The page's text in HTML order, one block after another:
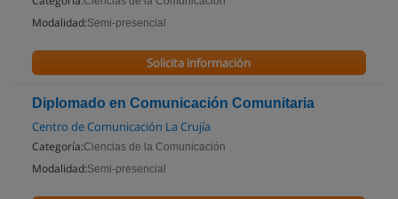
Modalidad:Semi-presencial
Solicita información
Diplomado en Comunicación Comunitaria
Centro de Comunicación La Crujía
Categoría:Ciencias de la Comunicación
Modalidad:Semi-presencial